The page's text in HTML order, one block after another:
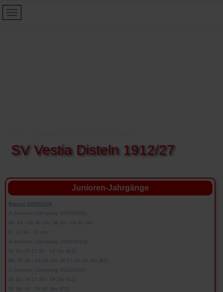
SV Vestia Disteln 1912/27
Junioren-Jahrgänge
Saison 2025/2026
A-Junioren (Jahrgang 2007/2008)
Mo 19 - 20:30 Uhr, Mi 18 - 19:30 Uhr
Fr. 16:30 - 18 Uhr
B-Junioren (Jahrgang 2009/2010):
Di, Do, Fr 17:30 - 19 Uhr (B1)
Mo, Fr 18 - 19:30 Uhr, Mi 17:30-19 Uhr (B2)
C-Junioren (Jahrgang 2011/2012):
Di, Do, Fr 17:30 - 19 Uhr (C1)
Di, Do 18 - 19:30 Uhr, (C2)